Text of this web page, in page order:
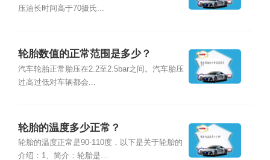
压油长时间高于70摄氏...
轮胎数值的正常范围是多少？
汽车轮胎正常胎压在2.2至2.5bar之间。汽车胎压
过高过低对车辆都会...
轮胎的温度多少正常？
轮胎的温度正常是90-110度，以下是关于轮胎的
介绍：1、简介：轮胎是...